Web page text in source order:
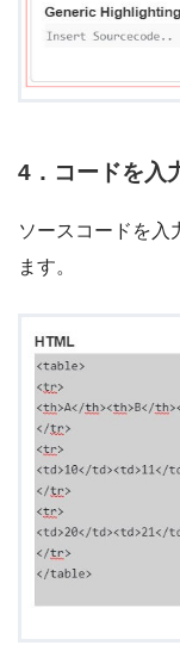
4．コードを入
ソースコードを入
ます。